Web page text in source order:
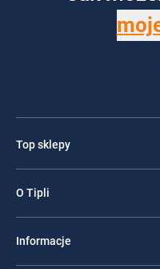
Top sklepy
O Tipli
Informacje